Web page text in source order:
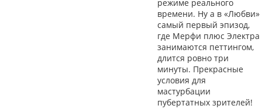
режиме реального
времени. Ну а в «Любви»
самый первый эпизод,
где Мерфи плюс Электра
занимаются петтингом,
длится ровно три
минуты. Прекрасные
условия для
мастурбации
пубертатных зрителей!